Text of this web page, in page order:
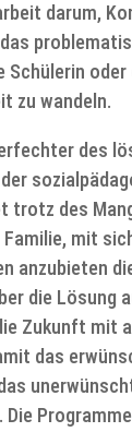
darum,
Schülerin
zu wandeln.
des
trotz des
mit
anzubieten
die Lösung
Zukunft mit
das